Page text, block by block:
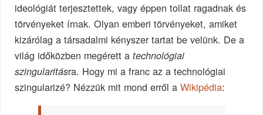
ideológiát terjesztettek, vagy éppen tollat ragadnak és
törvényeket írnak. Olyan emberi törvényeket, amiket
kizárólag a társadalmi kényszer tartat be velünk. De a
világ időközben megérett atechnológiai
szingularitásra. Hogy mi a franc az a technológiai
szingularizé? Nézzük mit mond erről aWikipédia: